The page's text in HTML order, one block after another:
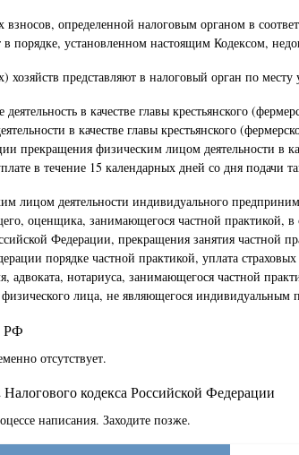
определенной налоговым органом в
порядке, установленном настоящим Кодексом,
хозяйств представляют в налоговый орган по
в качестве главы крестьянского
в качестве главы крестьянского
прекращения физическим лицом деятельности в
в течение 15 календарных дней со дня подачи
лицом деятельности индивидуального
оценщика, занимающегося частной практикой,
Федерации, прекращения занятия
порядке частной практикой, уплата
адвоката, нотариуса, занимающегося частной
лица, не являющегося индивидуальным
РФ
отсутствует.
кодекса Российской Федерации
написания. Заходите позже.